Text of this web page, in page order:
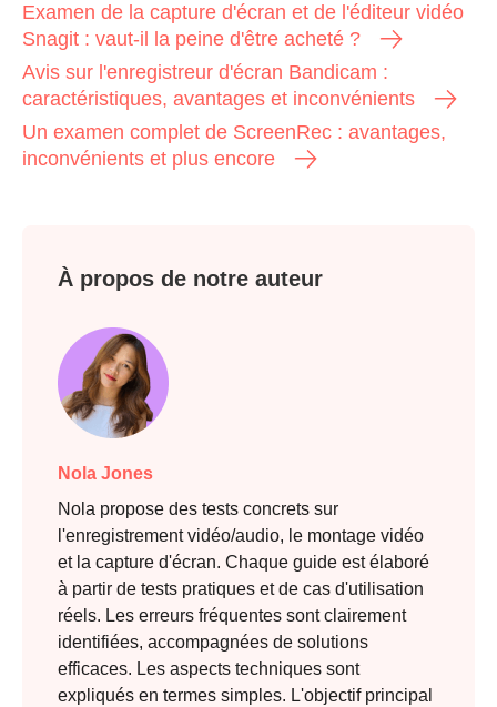
Examen de la capture d'écran et de l'éditeur vidéo
Snagit : vaut-il la peine d'être acheté ?
Avis sur l'enregistreur d'écran Bandicam :
caractéristiques, avantages et inconvénients
Un examen complet de ScreenRec : avantages,
inconvénients et plus encore
À propos de notre auteur
Nola Jones
Nola propose des tests concrets sur
l'enregistrement vidéo/audio, le montage vidéo
et la capture d'écran. Chaque guide est élaboré
à partir de tests pratiques et de cas d'utilisation
réels. Les erreurs fréquentes sont clairement
identifiées, accompagnées de solutions
efficaces. Les aspects techniques sont
expliqués en termes simples. L'objectif principal